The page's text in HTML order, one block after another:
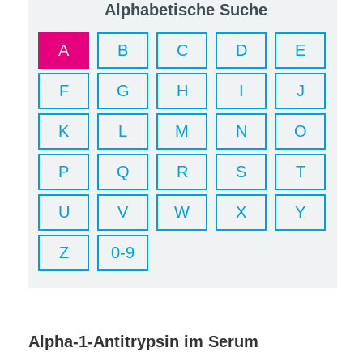
Alphabetische Suche
A B C D E
F G H I J
K L M N O
P Q R S T
U V W X Y
Z 0-9
Alpha-1-Antitrypsin im Serum